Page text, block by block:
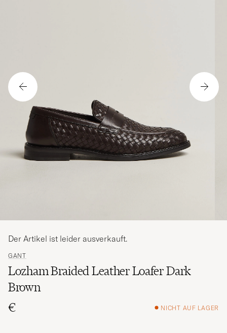
GANT
Lozham Braided Leather Loafer Dark
Brown
€
NICHT AUF LAGER
Der Artikel ist leider ausverkauft.